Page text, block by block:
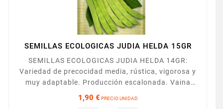
SEMILLAS ECOLOGICAS JUDIA HELDA 15GR
SEMILLAS ECOLOGICAS JUDIA HELDA 14GR:
Variedad de precocidad media, rústica, vigorosa y
muy adaptable. Producción escalonada. Vaina
plana, verde medio de 20-22 cm. de longitud y 2
cm. de anchura. Semilla blanca. Resistente al Virus
1,90 € PRECIO UNIDAD